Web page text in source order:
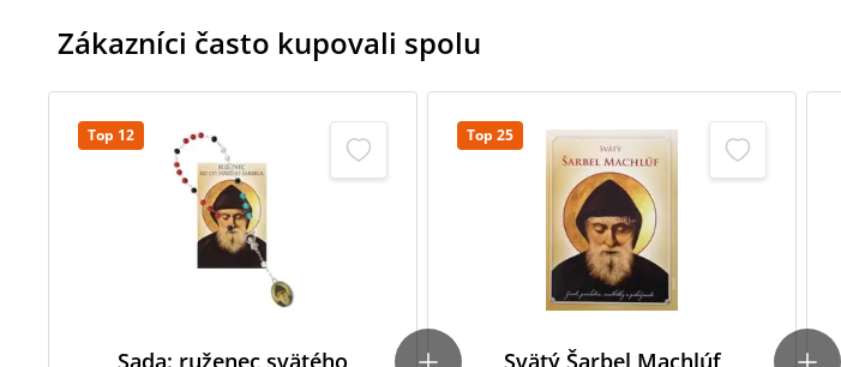
Zákazníci často kupovali spolu
Top 12
Sada: ruženec svätého
Top 25
Svätý Šarbel Machlúf